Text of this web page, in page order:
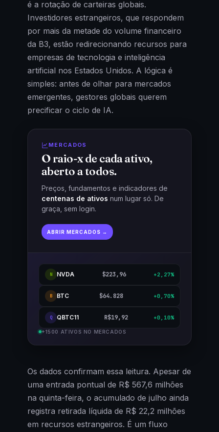
é a rotação de carteiras globais.
Investidores estrangeiros, que respondem
por mais da metade do volume financeiro
da B3, estão redirecionando recursos para
empresas de tecnologia e inteligência
artificial nos Estados Unidos. A lógica é
simples: antes de olhar para mercados
emergentes, gestores globais querem
precificar o ciclo de IA.
MERCADOS
O raio-x de cada ativo,
aberto a todos.
Preços, fundamentos e indicadores de
centenas de ativos num lugar só. De
graça, sem login.
ABRIR MERCADOS →
N NVDA $223,96 +2,27%
B BTC $64.828 +0,70%
Q QBTC11 R$19,92 +0,10%
+1500 ATIVOS NO MERCADOS
Os dados confirmam essa leitura. Apesar de
uma entrada pontual de R$ 567,6 milhões
na quinta-feira, o acumulado de julho ainda
registra retirada líquida de R$ 22,2 milhões
em recursos estrangeiros. É um fluxo